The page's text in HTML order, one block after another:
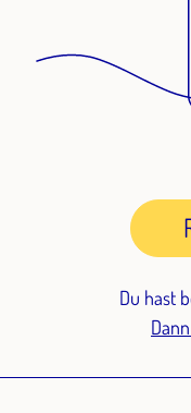
Du hast